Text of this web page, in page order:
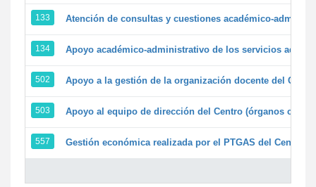
133 Atención de consultas y cuestiones académico-
134 Apoyo académico-administrativo de los servicios
502 Apoyo a la gestión de la organización docente del
503 Apoyo al equipo de dirección del Centro (órganos
557 Gestión económica realizada por el PTGAS del Centro